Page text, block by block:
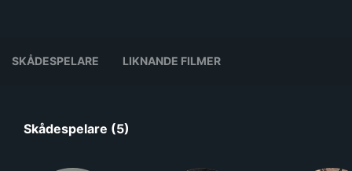
SKÅDESPELARE LIKNANDE FILMER
Skådespelare (5)